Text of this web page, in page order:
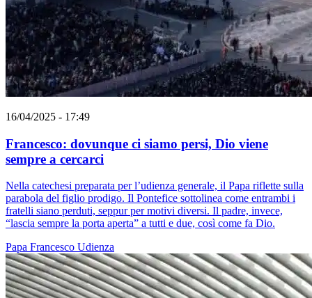
16/04/2025 - 17:49
Francesco: dovunque ci siamo persi, Dio viene
sempre a cercarci
Nella catechesi preparata per l’udienza generale, il Papa riflette sulla
parabola del figlio prodigo. Il Pontefice sottolinea come entrambi i
fratelli siano perduti, seppur per motivi diversi. Il padre, invece,
“lascia sempre la porta aperta” a tutti e due, così come fa Dio.
Papa Francesco Udienza